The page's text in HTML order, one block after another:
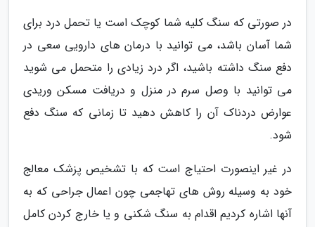
در صورتی که سنگ کلیه شما کوچک است یا تحمل درد برای
شما آسان باشد، می توانید با درمان های دارویی سعی در
دفع سنگ داشته باشید، اگر درد زیادی را متحمل می شوید
می توانید با وصل سرم در منزل و دریافت مسکن وریدی
عوارض دردناک آن را کاهش دهید تا زمانی که سنگ دفع
شود.
در غیر اینصورت احتیاج است که با تشخیص پزشک معالج
خود به وسیله روش های تهاجمی چون اعمال جراحی که به
آنها اشاره کردیم اقدام به سنگ شکنی و یا خارج کردن کامل